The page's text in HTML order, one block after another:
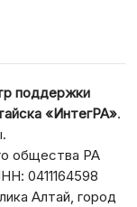
поддержки
«ИнтегРА».
общества РА
0411164598
Алтай, город